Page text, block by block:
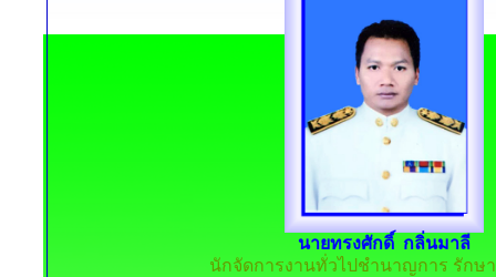
นายทรงศักดิ์ กลิ่นมาลี
นักจัดการงานทั่วไปชำนาญการ รักษ